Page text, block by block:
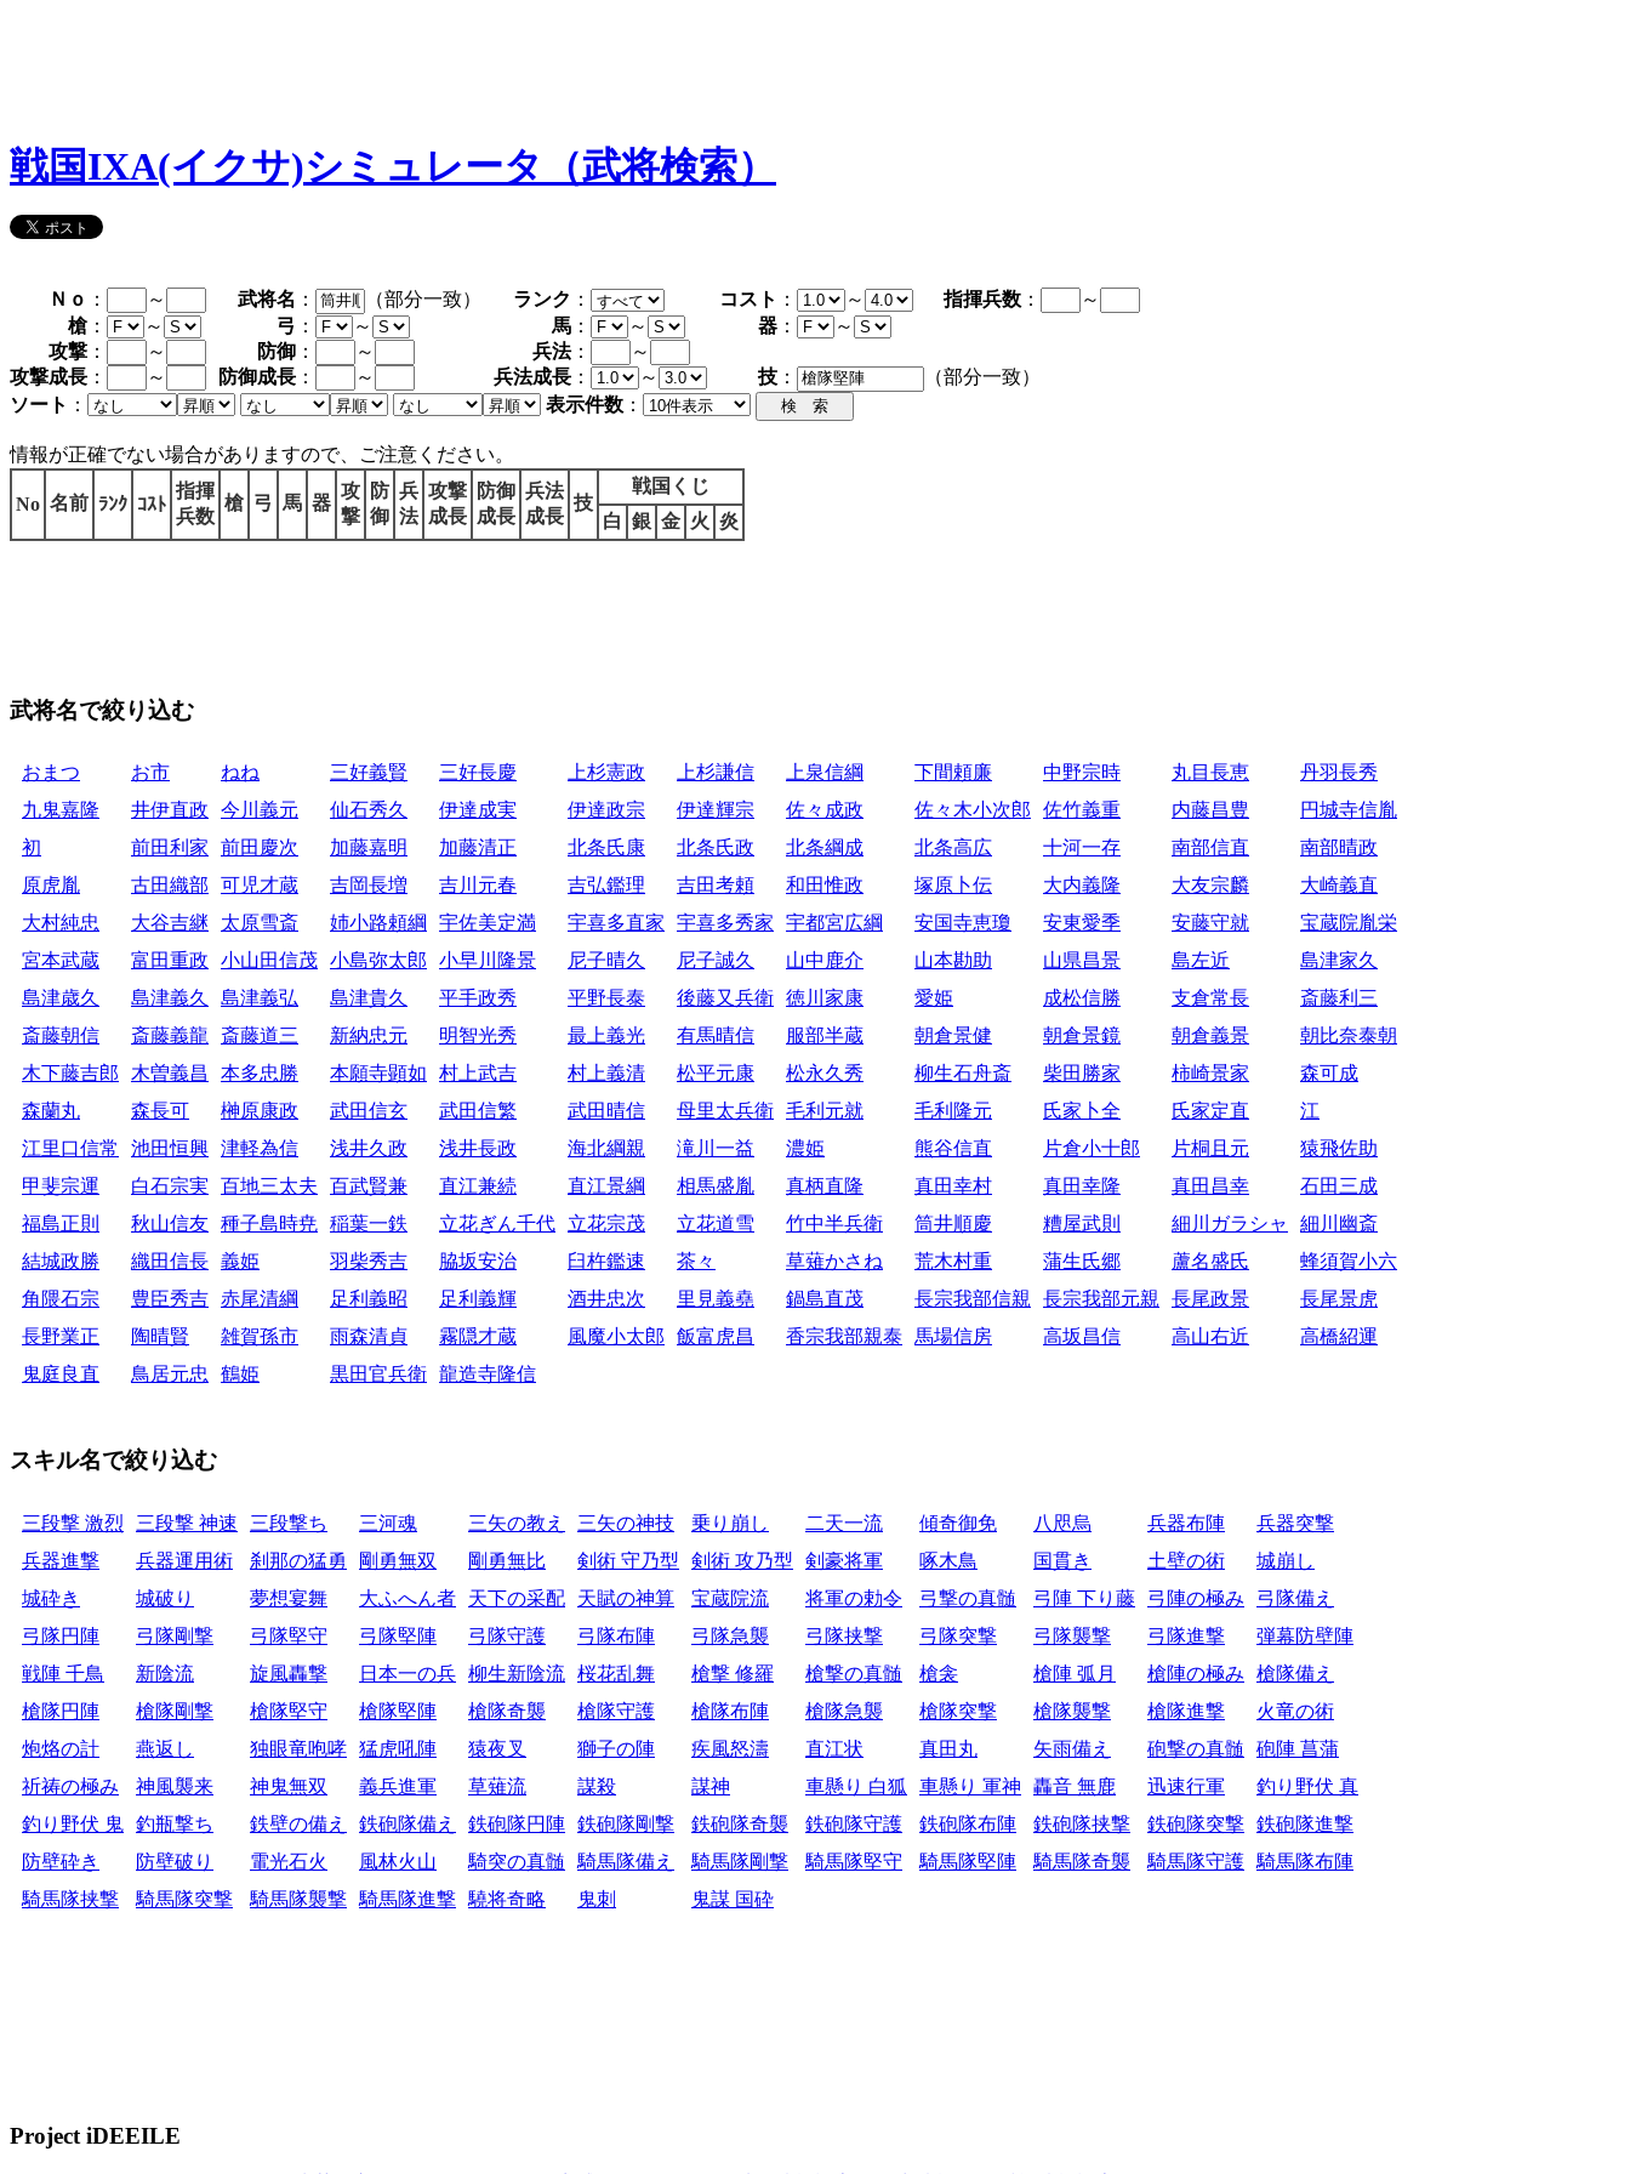
戦国IXA(イクサ)シミュレータ（武将検索）
Ｎｏ ： ～ 武将名 ： （部分一致） ランク ： コスト ： ～ 指揮兵数 ：
～
槍 ： ～ 弓 ： ～ 馬 ： ～ 器 ：
～
攻撃 ： ～ 防御 ： ～ 兵法：
～
攻撃成長 ： ～ 防御成長 ： ～ 兵法成長 ： ～ 技 ：
（部分一致）
ソート ： 表示件数 ：
情報が正確でない場合がありますので、ご注意ください。
No 名前 ﾗﾝｸ ｺｽﾄ
指揮
兵数
槍 弓 馬 器
攻
撃
防
御
兵
法
攻撃
成長
防御
成長
兵法
成長
技
戦国くじ
白 銀 金 火 炎
武将名で絞り込む
おまつ お市 ねね 三好義賢 三好長慶 上杉憲政 上杉謙信 上泉信綱 下間頼廉 中野宗時 丸目長恵
丹羽長秀
九鬼嘉隆
井伊直政 今川義元 仙石秀久 伊達成実 伊達政宗 伊達輝宗 佐々成政 佐々木小次郎 佐竹義重 内藤昌豊
円城寺信胤
初
前田利家 前田慶次 加藤嘉明 加藤清正 北条氏康 北条氏政 北条綱成 北条高広 十河一存 南部信直
南部晴政
原虎胤
古田織部 可児才蔵 吉岡長増 吉川元春 吉弘鑑理 吉田考頼 和田惟政 塚原卜伝 大内義隆 大友宗麟
大崎義直
大村純忠
大谷吉継 太原雪斎 姉小路頼綱 宇佐美定満 宇喜多直家 宇喜多秀家 宇都宮広綱 安国寺恵瓊 安東愛季 安藤守就
宝蔵院胤栄
宮本武蔵
富田重政 小山田信茂 小島弥太郎 小早川隆景 尼子晴久 尼子誠久 山中鹿介 山本勘助 山県昌景 島左近
島津家久
島津歳久
島津義久 島津義弘 島津貴久 平手政秀 平野長泰 後藤又兵衛 徳川家康 愛姫 成松信勝 支倉常長
斎藤利三
斎藤朝信
斎藤義龍 斎藤道三 新納忠元 明智光秀 最上義光 有馬晴信 服部半蔵 朝倉景健 朝倉景鏡 朝倉義景
朝比奈泰朝
木下藤吉郎
木曽義昌 本多忠勝 本願寺顕如 村上武吉 村上義清 松平元康 松永久秀 柳生石舟斎 柴田勝家 柿崎景家
森可成
森蘭丸
森長可 榊原康政 武田信玄 武田信繁 武田晴信 母里太兵衛 毛利元就 毛利隆元 氏家卜全 氏家定直
江
江里口信常
池田恒興 津軽為信 浅井久政 浅井長政 海北綱親 滝川一益 濃姫 熊谷信直 片倉小十郎 片桐且元
猿飛佐助
甲斐宗運
白石宗実 百地三太夫 百武賢兼 直江兼続 直江景綱 相馬盛胤 真柄直隆 真田幸村 真田幸隆 真田昌幸
石田三成
福島正則
秋山信友 種子島時尭 稲葉一鉄 立花ぎん千代 立花宗茂 立花道雪 竹中半兵衛 筒井順慶 糟屋武則 細川ガラシャ
細川幽斎
結城政勝
織田信長 義姫 羽柴秀吉 脇坂安治 臼杵鑑速 茶々 草薙かさね 荒木村重 蒲生氏郷 蘆名盛氏
蜂須賀小六
角隈石宗
豊臣秀吉 赤尾清綱 足利義昭 足利義輝 酒井忠次 里見義堯 鍋島直茂 長宗我部信親 長宗我部元親 長尾政景
長尾景虎
長野業正
陶晴賢 雑賀孫市 雨森清貞 霧隠才蔵 風魔小太郎 飯富虎昌 香宗我部親泰 馬場信房 高坂昌信 高山右近
高橋紹運
鬼庭良直
鳥居元忠 鶴姫 黒田官兵衛 龍造寺隆信
スキル名で絞り込む
三段撃 激烈 三段撃 神速 三段撃ち 三河魂 三矢の教え 三矢の神技 乗り崩し 二天一流 傾奇御免 八咫烏 兵器布陣
兵器突撃
兵器進撃
兵器運用術 刹那の猛勇 剛勇無双 剛勇無比 剣術 守乃型 剣術 攻乃型 剣豪将軍 啄木鳥 国貫き 土壁の術
城崩し
城砕き
城破り 夢想宴舞 大ふへん者 天下の采配 天賦の神算 宝蔵院流 将軍の勅令 弓撃の真髄 弓陣 下り藤 弓陣の極み
弓隊備え
弓隊円陣
弓隊剛撃 弓隊堅守 弓隊堅陣 弓隊守護 弓隊布陣 弓隊急襲 弓隊挟撃 弓隊突撃 弓隊襲撃 弓隊進撃
弾幕防壁陣
戦陣 千鳥
新陰流 旋風轟撃 日本一の兵 柳生新陰流 桜花乱舞 槍撃 修羅 槍撃の真髄 槍衾 槍陣 弧月 槍陣の極み
槍隊備え
槍隊円陣
槍隊剛撃 槍隊堅守 槍隊堅陣 槍隊奇襲 槍隊守護 槍隊布陣 槍隊急襲 槍隊突撃 槍隊襲撃 槍隊進撃
火竜の術
炮烙の計
燕返し 独眼竜咆哮 猛虎吼陣 猿夜叉 獅子の陣 疾風怒濤 直江状 真田丸 矢雨備え 砲撃の真髄
砲陣 菖蒲
祈祷の極み
神風襲来 神鬼無双 義兵進軍 草薙流 謀殺 謀神 車懸り 白狐 車懸り 軍神 轟音 無鹿 迅速行軍
釣り野伏 真
釣り野伏 鬼 釣瓶撃ち 鉄壁の備え 鉄砲隊備え 鉄砲隊円陣 鉄砲隊剛撃 鉄砲隊奇襲 鉄砲隊守護 鉄砲隊布陣 鉄砲隊挟撃 鉄砲隊突撃 鉄砲隊進撃
防壁砕き
防壁破り 電光石火 風林火山 騎突の真髄 騎馬隊備え 騎馬隊剛撃 騎馬隊堅守 騎馬隊堅陣 騎馬隊奇襲 騎馬隊守護 騎馬隊布陣
騎馬隊挟撃
騎馬隊突撃 騎馬隊襲撃 騎馬隊進撃 驍将奇略 鬼刺 鬼謀 国砕
Project iDEEILE